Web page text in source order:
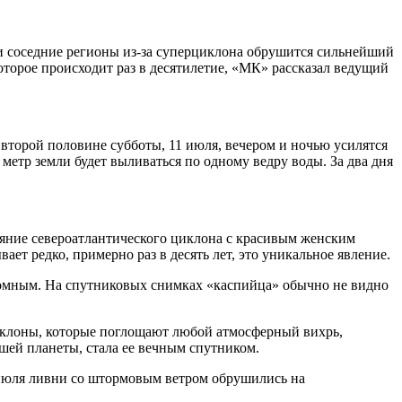
регионы из-за суперциклона обрушится сильнейший
происходит раз в десятилетие, «МК» рассказал ведущий
половине субботы, 11 июля, вечером и ночью усилятся
земли будет выливаться по одному ведру воды. За два дня
североатлантического циклона с красивым женским
редко, примерно раз в десять лет, это уникальное явление.
На спутниковых снимках «каспийца» обычно не видно
которые поглощают любой атмосферный вихрь,
планеты, стала ее вечным спутником.
ливни со штормовым ветром обрушились на